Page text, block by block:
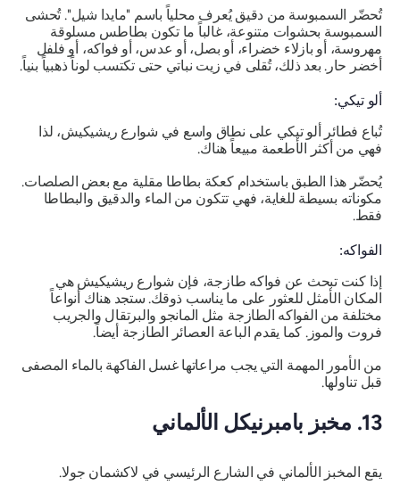
تُحضّر السمبوسة من دقيق يُعرف محلياً باسم "مايدا شيل". تُحشى
السمبوسة بحشوات متنوعة، غالباً ما تكون بطاطس مسلوقة
مهروسة، أو بازلاء خضراء، أو بصل، أو عدس، أو فواكه، أو فلفل
أخضر حار. بعد ذلك، تُقلى في زيت نباتي حتى تكتسب لوناً ذهبياً بنياً.
ألو تيكي:
تُباع فطائر ألو تيكي على نطاق واسع في شوارع ريشيكيش، لذا
فهي من أكثر الأطعمة مبيعاً هناك.
يُحضّر هذا الطبق باستخدام كعكة بطاطا مقلية مع بعض الصلصات.
مكوناته بسيطة للغاية، فهي تتكون من الماء والدقيق والبطاطا
فقط.
الفواكه:
إذا كنت تبحث عن فواكه طازجة، فإن شوارع ريشيكيش هي
المكان الأمثل للعثور على ما يناسب ذوقك. ستجد هناك أنواعاً
مختلفة من الفواكه الطازجة مثل المانجو والبرتقال والجريب
فروت والموز. كما يقدم الباعة العصائر الطازجة أيضاً.
من الأمور المهمة التي يجب مراعاتها غسل الفاكهة بالماء المصفى
قبل تناولها.
13. مخبز بامبرنيكل الألماني
يقع المخبز الألماني في الشارع الرئيسي في لاكشمان جولا.